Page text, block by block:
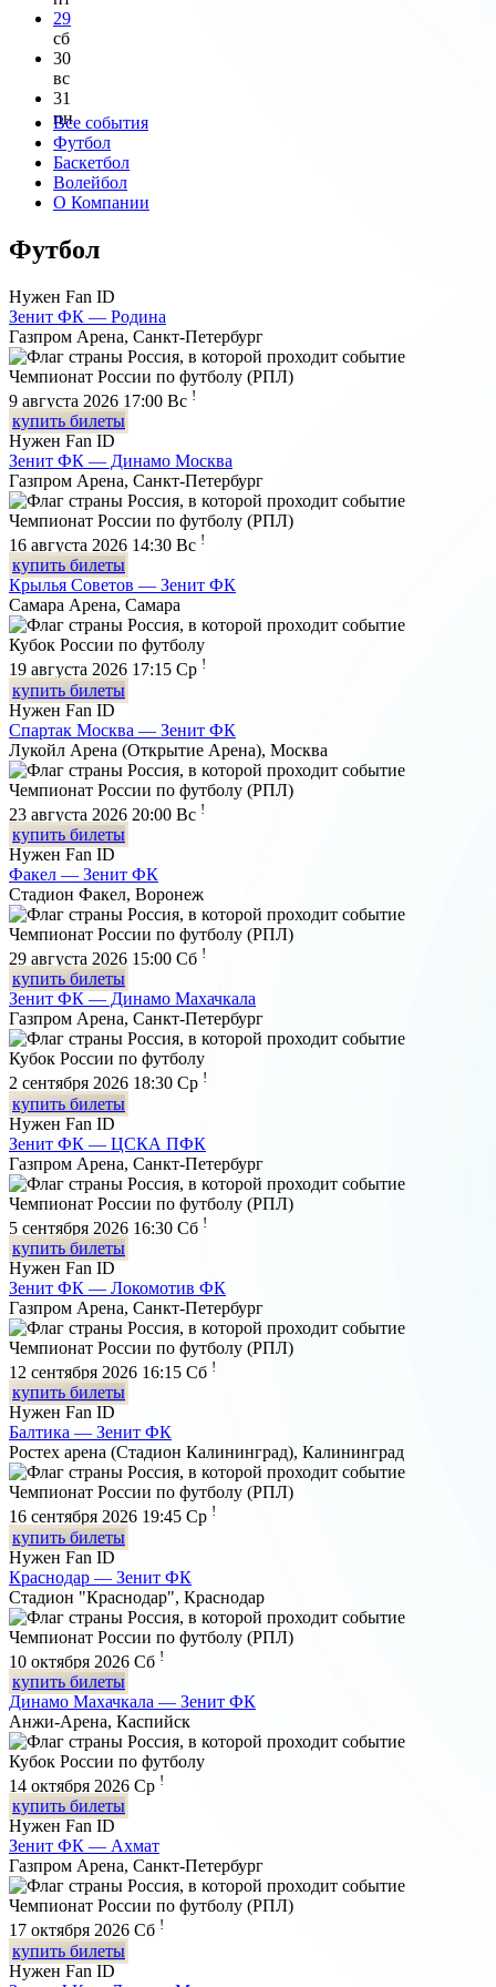
29
сб
30
вс
31
пн
Все события
Футбол
Баскетбол
Волейбол
О Компании
Футбол
Нужен Fan ID
Зенит ФК — Родина
Газпром Арена, Санкт-Петербург
Чемпионат России по футболу (РПЛ)
9 августа 2026 17:00 Вс !
купить билеты
Нужен Fan ID
Зенит ФК — Динамо Москва
Газпром Арена, Санкт-Петербург
Чемпионат России по футболу (РПЛ)
16 августа 2026 14:30 Вс !
купить билеты
Крылья Советов — Зенит ФК
Самара Арена, Самара
Кубок России по футболу
19 августа 2026 17:15 Ср !
купить билеты
Нужен Fan ID
Спартак Москва — Зенит ФК
Лукойл Арена (Открытие Арена), Москва
Чемпионат России по футболу (РПЛ)
23 августа 2026 20:00 Вс !
купить билеты
Нужен Fan ID
Факел — Зенит ФК
Стадион Факел, Воронеж
Чемпионат России по футболу (РПЛ)
29 августа 2026 15:00 Сб !
купить билеты
Зенит ФК — Динамо Махачкала
Газпром Арена, Санкт-Петербург
Кубок России по футболу
2 сентября 2026 18:30 Ср !
купить билеты
Нужен Fan ID
Зенит ФК — ЦСКА ПФК
Газпром Арена, Санкт-Петербург
Чемпионат России по футболу (РПЛ)
5 сентября 2026 16:30 Сб !
купить билеты
Нужен Fan ID
Зенит ФК — Локомотив ФК
Газпром Арена, Санкт-Петербург
Чемпионат России по футболу (РПЛ)
12 сентября 2026 16:15 Сб !
купить билеты
Нужен Fan ID
Балтика — Зенит ФК
Ростех арена (Стадион Калининград), Калининград
Чемпионат России по футболу (РПЛ)
16 сентября 2026 19:45 Ср !
купить билеты
Нужен Fan ID
Краснодар — Зенит ФК
Стадион "Краснодар", Краснодар
Чемпионат России по футболу (РПЛ)
10 октября 2026 Сб !
купить билеты
Динамо Махачкала — Зенит ФК
Анжи-Арена, Каспийск
Кубок России по футболу
14 октября 2026 Ср !
купить билеты
Нужен Fan ID
Зенит ФК — Ахмат
Газпром Арена, Санкт-Петербург
Чемпионат России по футболу (РПЛ)
17 октября 2026 Сб !
купить билеты
Нужен Fan ID